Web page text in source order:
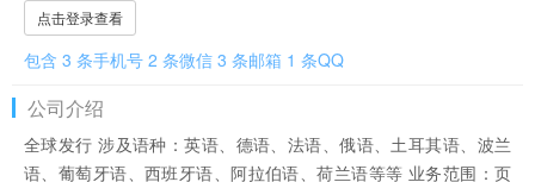
点击登录查看
包含 3 条手机号 2 条微信 3 条邮箱 1 条QQ
公司介绍
全球发行 涉及语种：英语、德语、法语、俄语、土耳其语、波兰
语、葡萄牙语、西班牙语、阿拉伯语、荷兰语等等 业务范围：页